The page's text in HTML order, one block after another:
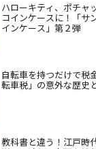
ハローキティ、ポチャ
コインケースに！「サ
インケース」第２弾
自転車を持つだけで税
転車税」の意外な歴史
教科書と違う！江戸時